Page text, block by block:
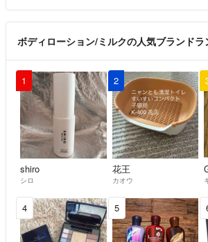
ボディローション/ミルクの人気ブランドラ
1
shiro
シロ
2
花王
カオウ
4 5